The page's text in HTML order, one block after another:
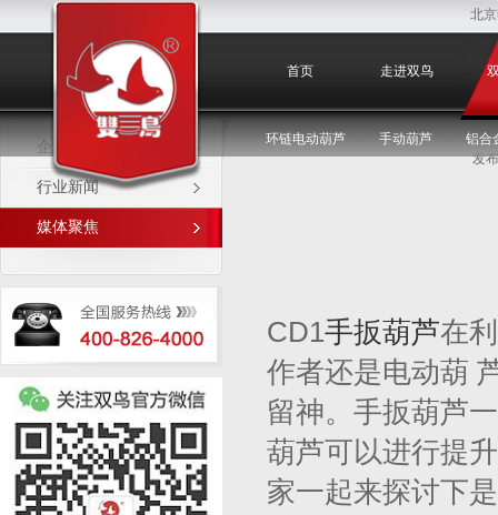
北
首页 走进双鸟
环链电动葫芦 手动葫芦 铝合
媒体聚焦
企业新闻
行业新闻
媒体聚焦
发
CD1手扳葫芦在
作者还是电动葫
留神。手扳葫芦
葫芦可以进行提
家一起来探讨下